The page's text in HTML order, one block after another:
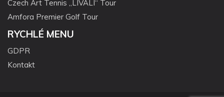
Czech Art Tennis „LIVALI“ Tour
Amfora Premier Golf Tour
RYCHLÉ MENU
GDPR
Kontakt